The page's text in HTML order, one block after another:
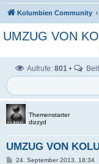
Kolumbien Community
UMZUG VON
Aufrufe: 801 •
Themenstarter
dizzyd
UMZUG VON
B24. September 2013, 18:34